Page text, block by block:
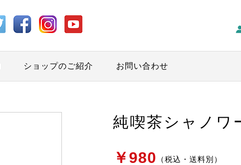
ショップのご紹介 お問い合わせ
純喫茶シャノワ
￥980 （税込・送料別）